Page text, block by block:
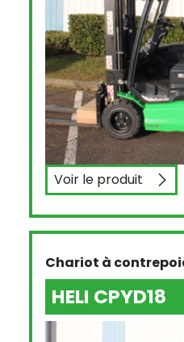
Voir le produitCESAB B3-20
Chariot à
HELI CPYD18